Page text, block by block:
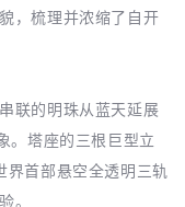
，梳理并浓缩了自开
联的明珠从蓝天延展
。塔座的三根巨型立
首部悬空全透明三轨
。